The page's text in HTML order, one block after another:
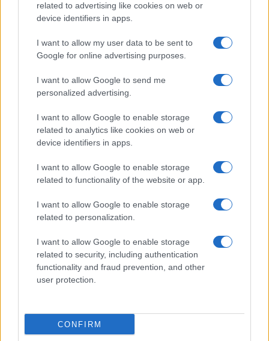
related to advertising like cookies on web or
device identifiers in apps.
I want to allow my user data to be sent to
Google for online advertising purposes.
I want to allow Google to send me
personalized advertising.
I want to allow Google to enable storage
related to analytics like cookies on web or
device identifiers in apps.
I want to allow Google to enable storage
related to functionality of the website or app.
I want to allow Google to enable storage
related to personalization.
I want to allow Google to enable storage
related to security, including authentication
functionality and fraud prevention, and other
user protection.
CONFIRM
Facebook
Cookie Policy
Syndication
Globalist
Globalscience
Globalsport
Culture
Salute
Megachip
GiULia
Prima Pagina
Giornale dello
Spettacolo
Wondernet
Giuliana Sgrena